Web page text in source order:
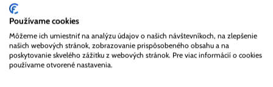
Používame cookies
Môžeme ich umiestniť na analýzu údajov o našich návštevníkoch, na zlepšenie
našich webových stránok, zobrazovanie prispôsobeného obsahu a na
poskytovanie skvelého zážitku z webových stránok. Pre viac informácií o cookies
používame otvorené nastavenia.